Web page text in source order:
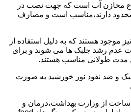
مخازن آب است که جهت نصب در
دارند،مناسب است و مصارف
موجود هستند که به دلیل استفاده از
عدم رشد جلبک ها می شوند و برای
مدت طولانی مناسب هستند.
و ضد نفوذ نور خورشید به صورت
ساخت از وزارت بهداشت،درمان و